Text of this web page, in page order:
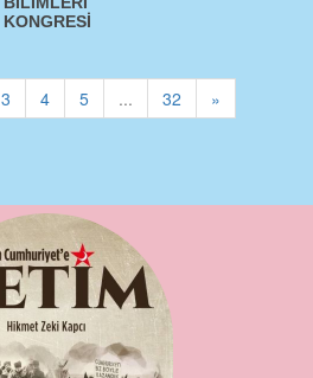
KONGRESİ
3 4 5 ... 32 »